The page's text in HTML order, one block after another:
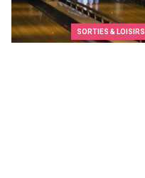
SORTIES & LOISIRS